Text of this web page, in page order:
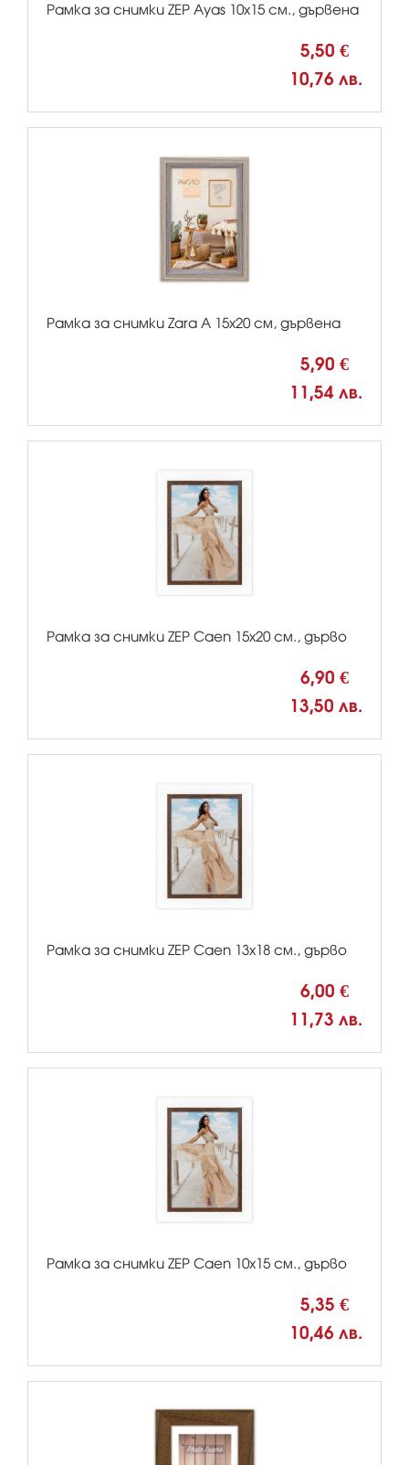
Рамка за снимки ZEP Ayas 10x15 см., дървена
5,50 €
10,76 лв.
Рамка за снимки Zara А 15x20 см, дървена
5,90 €
11,54 лв.
Рамка за снимки ZEP Caen 15x20 см., дърво
6,90 €
13,50 лв.
Рамка за снимки ZEP Caen 13x18 см., дърво
6,00 €
11,73 лв.
Рамка за снимки ZEP Caen 10x15 см., дърво
5,35 €
10,46 лв.